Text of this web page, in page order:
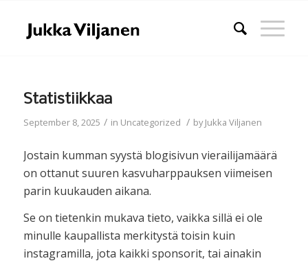
Statistiikkaa
September 8, 2025 / in Uncategorized / byJukka Viljanen
Jostain kumman syystä blogisivun vierailijamäärä
on ottanut suuren kasvuharppauksen viimeisen
parin kuukauden aikana.
Se on tietenkin mukava tieto, vaikka sillä ei ole
minulle kaupallista merkitystä toisin kuin
instagramilla, jota kaikki sponsorit, tai ainakin